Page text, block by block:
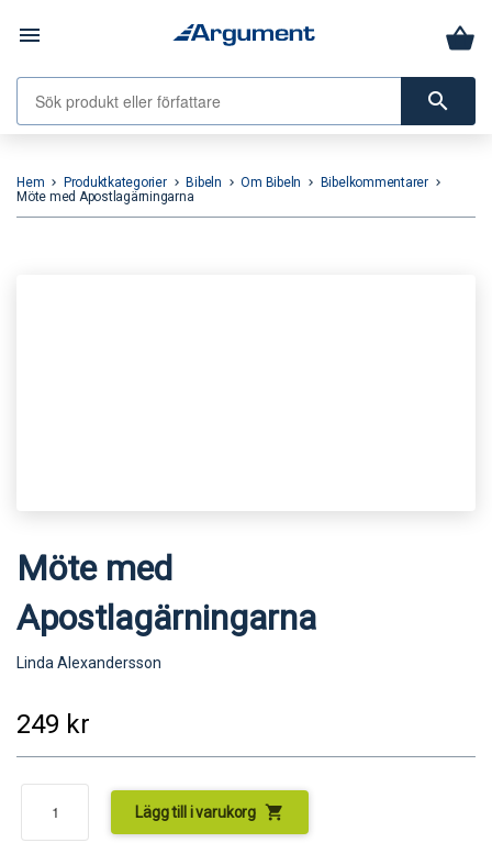
menu
search
Hem keyboard_arrow_right Produktkategorier keyboard_arrow_right Bibeln keyboard_arrow_right Om Bibeln keyboard_arrow_right Bibelkommentarer keyboard_arrow_right
Möte med Apostlagärningarna
Möte med
Apostlagärningarna
Linda Alexandersson
249 kr
Lägg till i varukorg shopping_cart